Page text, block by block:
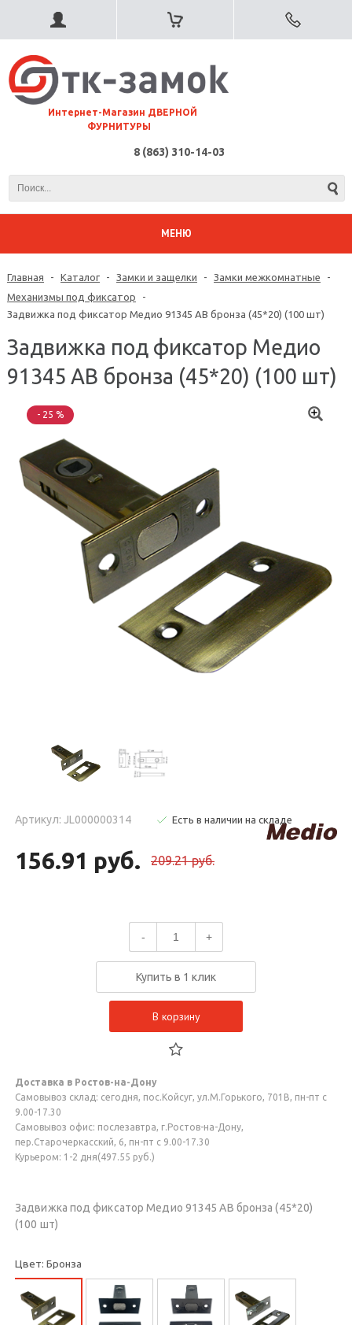
⠀Интернет-Магазин ДВЕРНОЙ
ФУРНИТУРЫ
8 (863) 310-14-03
МЕНЮ
Главная - Каталог - Замки и защелки - Замки межкомнатные
-
Механизмы под фиксатор
-
Задвижка под фиксатор Медио 91345 AB бронза (45*20) (100 шт)
Задвижка под фиксатор Медио
91345 AB бронза (45*20) (100 шт)
- 25 %
Артикул: JL000000314 Есть в наличии на складе
156.91 руб. 209.21 руб.
- +
Купить в 1 клик
В корзину
Доставка в Ростов-на-Дону
Самовывоз склад: сегодня, пос.Койсуг, ул.М.Горького, 701В, пн-пт с
9.00-17.30
Самовывоз офис: послезавтра, г.Ростов-на-Дону,
пер.Старочеркасский, 6, пн-пт с 9.00-17.30
Курьером: 1-2 дня(497.55 руб.)
Задвижка под фиксатор Медио 91345 AB бронза (45*20)
(100 шт)
Цвет: Бронза